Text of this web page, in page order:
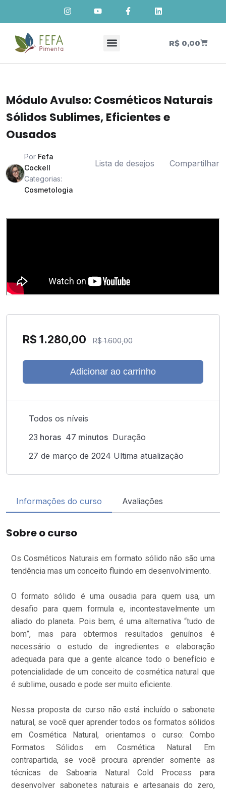
R$0,00
Módulo Avulso: Cosméticos Naturais
Sólidos Sublimes, Eficientes e
Ousados
Por Fefa
Cockell
Categorias:
Cosmetologia
Lista de desejos Compartilhar
R$ 1.280,00 R$1.600,00
Adicionar ao carrinho
Todos os níveis
23 horas 47 minutos Duração
27 de março de 2024 Ultima atualização
Informações do curso Avaliações
Sobre o curso
Os Cosméticos Naturais em formato sólido não são uma
tendência mas um conceito fluindo em desenvolvimento.
O formato sólido é uma ousadia para quem usa, um
desafio para quem formula e, incontestavelmente um
aliado do planeta. Pois bem, é uma alternativa “tudo de
bom”, mas para obtermos resultados genuínos é
necessário o estudo de ingredientes e elaboração
adequada para que a gente alcance todo o benefício e
potencialidade de um conceito de cosmética natural que
é sublime, ousado e pode ser muito eficiente.
Nessa proposta de curso não está incluído o sabonete
natural, se você quer aprender todos os formatos sólidos
em Cosmética Natural, orientamos o curso: Combo
Formatos Sólidos em Cosmética Natural. Em
contrapartida, se você procura aprender somente as
técnicas de Saboaria Natural Cold Process para
desenvolver sabonetes naturais e artesanais do zero,